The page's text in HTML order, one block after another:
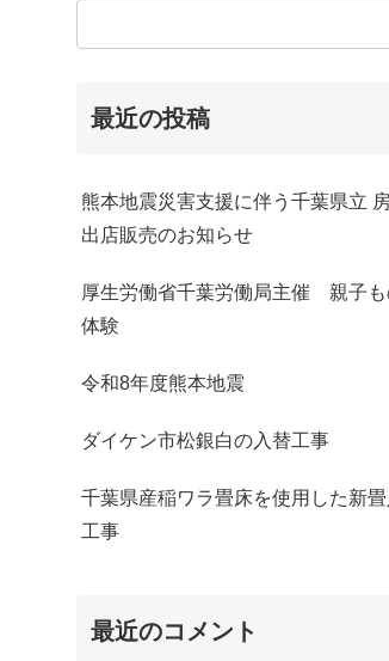
最近の投稿
熊本地震災害支援に伴う千葉県立
出店販売のお知らせ
厚生労働省千葉労働局主催 親子も
体験
令和8年度熊本地震
ダイケン市松銀白の入替工事
千葉県産稲ワラ畳床を使用した新畳
工事
最近のコメント